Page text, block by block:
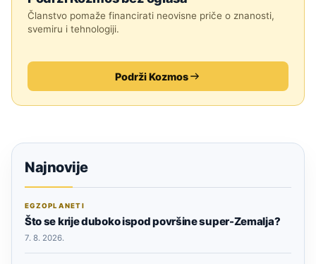
Članstvo pomaže financirati neovisne priče o znanosti,
svemiru i tehnologiji.
Podrži Kozmos
Najnovije
EGZOPLANETI
Što se krije duboko ispod površine super-Zemalja?
7. 8. 2026.